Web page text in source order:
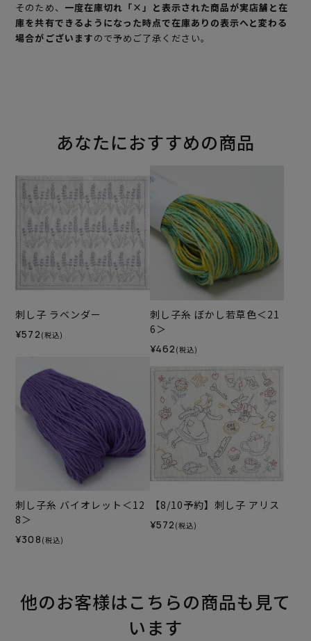
そのため、 一度在庫切れ「×」と表示された商品が実店舗と在
庫を共有できるようになった時点で在庫ありの表示へと変わる
場合がございますので予めご了承ください。
あなたにおすすめの商品
刺し子 ラベンダー
¥572 (税込)
刺し子糸 ぼかし若草色＜21
6＞
¥462 (税込)
刺し子糸 バイオレット＜12
8＞
¥308 (税込)
【8/10予約】刺し子 アリス
¥572 (税込)
他のお客様はこちらの商品も見て
います